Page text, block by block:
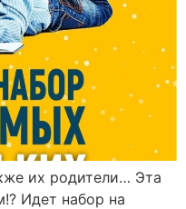
их родители… Эта
Идет набор на